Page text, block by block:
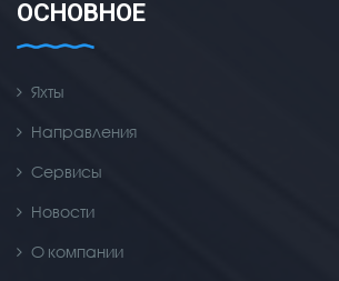
ОСНОВНОЕ
Яхты
Направления
Сервисы
Новости
О компании